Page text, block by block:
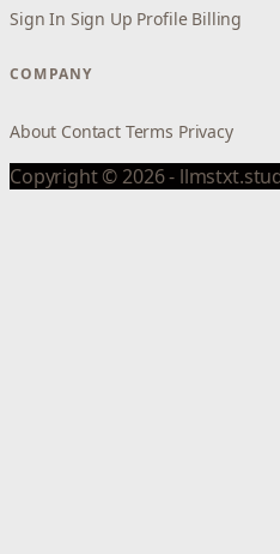
Sign In Sign Up Profile Billing
COMPANY
About Contact Terms Privacy
Copyright © 2026 -